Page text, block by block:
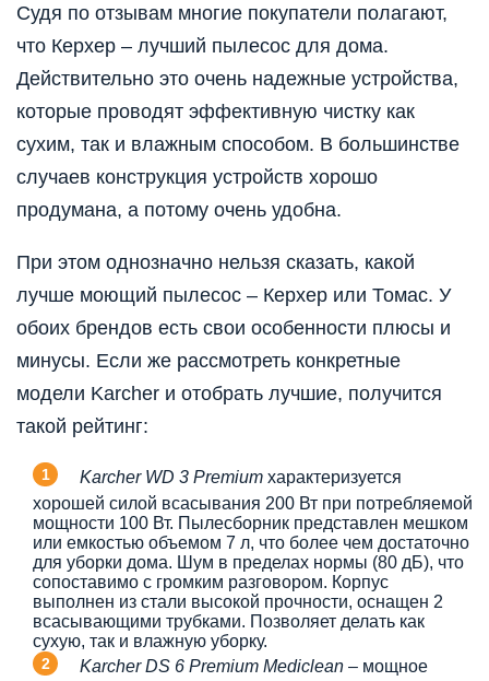
Судя по отзывам многие покупатели полагают,
что Керхер – лучший пылесос для дома.
Действительно это очень надежные устройства,
которые проводят эффективную чистку как
сухим, так и влажным способом. В большинстве
случаев конструкция устройств хорошо
продумана, а потому очень удобна.
При этом однозначно нельзя сказать, какой
лучше моющий пылесос – Керхер или Томас. У
обоих брендов есть свои особенности плюсы и
минусы. Если же рассмотреть конкретные
модели Karcher и отобрать лучшие, получится
такой рейтинг:
Karcher WD 3 Premium характеризуется
хорошей силой всасывания 200 Вт при потребляемой
мощности 100 Вт. Пылесборник представлен мешком
или емкостью объемом 7 л, что более чем достаточно
для уборки дома. Шум в пределах нормы (80 дБ), что
сопоставимо с громким разговором. Корпус
выполнен из стали высокой прочности, оснащен 2
всасывающими трубками. Позволяет делать как
сухую, так и влажную уборку.
Karcher DS 6 Premium Mediclean – мощное